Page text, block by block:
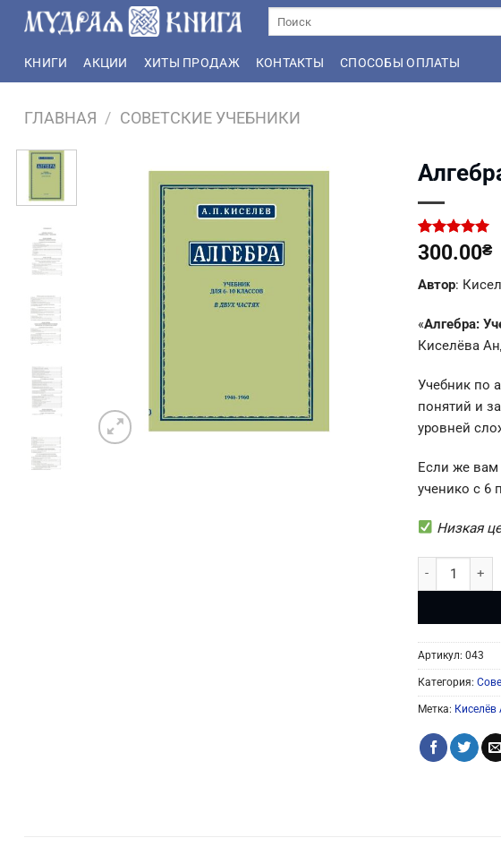
КНИГИ АКЦИИ ХИТЫ ПРОДАЖ КОНТАКТЫ СПОСОБЫ ОПЛАТЫ
ГЛАВНАЯ / СОВЕТСКИЕ УЧЕБНИКИ
Рейтинг
5.00из 5
опроса
1
300.00₴
Автор:
«Алгебра:
Киселёва
Учебник по
понятий и
уровней
Если же вам
ученико с 6
Низкая
Количество
Артикул: 043
Категория:
Метка: